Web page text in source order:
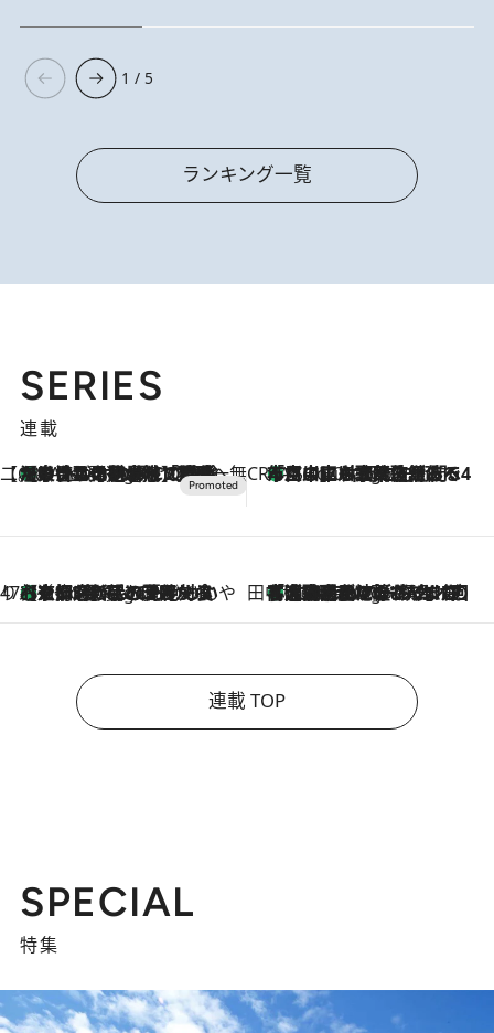
1 / 5
ランキング一覧
SERIES
連載
【CREA×星野リゾート】唯一無二。癒しと発見が待つ場所へ
2 Hours Ago
【トンボの足水浴】ヒノキの香りに包まれて涼感マックス！約13℃の湧水かけ流しを避暑地「星野温泉 トンボの湯」で体験 CREA'S CHOICE
4 Hours Ago
「立川にも歌舞伎があるんだよ」 片岡仁左衛門・市川中車ら豪華座組みで4年目の立川立飛歌舞伎へ
47都道府県の手みやげ ひんやりスイーツで夏を満喫
4 Hours Ago
【京都府】この夏絶対食べたい 冷やしておいしいおやつ3選 ひと口目から心を掴む新緑のテリーヌ 田中稲の勝手に再ブーム
9 Hours Ago
「湘南乃風に憧れて」観客大盛上がりの“タオル回し”に、ラッパー顔負けの高速歌唱まで…さだまさし（74）のアグレッシブすぎる現在地
連載 TOP
SPECIAL
特集